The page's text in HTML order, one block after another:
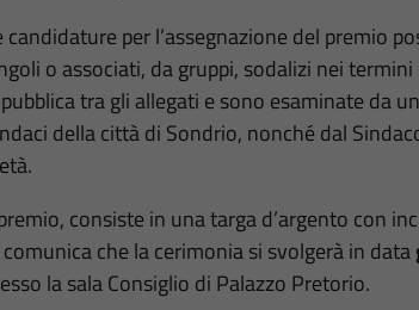
candidature per l’assegnazione del premio
o associati, da gruppi, sodalizi nei
tra gli allegati e sono esaminate da
della città di Sondrio, nonché dal
consiste in una targa d’argento con
comunica che la cerimonia si svolgerà in data
la sala Consiglio di Palazzo Pretorio.